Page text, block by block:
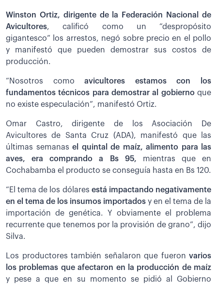
Winston Ortiz, dirigente de la Federación Nacional de
Avicultores, calificó como un “despropósito
gigantesco” los arrestos, negó sobre precio en el pollo
y manifestó que pueden demostrar sus costos de
producción.
“Nosotros comoavicultores estamos con los
fundamentos técnicos para demostrar al gobiernoque
no existe especulación”, manifestó Ortiz.
Omar Castro, dirigente de los Asociación De
Avicultores de Santa Cruz (ADA), manifestó que las
últimas semanas el quintal de maíz, alimento para las
aves, era comprando a Bs 95, mientras que en
Cochabamba el producto se conseguía hasta en Bs 120.
“El tema de los dólares está impactando negativamente
en el tema de los insumos importados y en el tema de la
importación de genética. Y obviamente el problema
recurrente que tenemos por la provisión de grano”, dijo
Silva.
Los productores también señalaron que fueron varios
los problemas que afectaron en la producción de maíz
y pese a que en su momento se pidió al Gobierno